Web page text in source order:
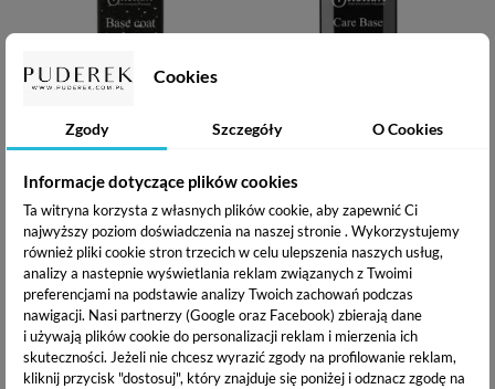
Cookies
Zgody Szczegóły O Cookies
Informacje dotyczące plików cookies
Ta witryna korzysta z własnych plików cookie, aby zapewnić Ci
najwyższy poziom doświadczenia na naszej stronie . Wykorzystujemy
również pliki cookie stron trzecich w celu ulepszenia naszych usług,
analizy a nastepnie wyświetlania reklam związanych z Twoimi
preferencjami na podstawie analizy Twoich zachowań podczas
nawigacji. Nasi partnerzy (Google oraz Facebook) zbierają dane
i używają plików cookie do personalizacji reklam i mierzenia ich
skuteczności. Jeżeli nie chcesz wyrazić zgody na profilowanie reklam,
kliknij przycisk "dostosuj", który znajduje się poniżej i odznacz zgodę na
pod lakier hybrydowy 9 g
20,70 zł
Pink - Kauczukowa baza
pod lakier hybrydowy 9 g
OPIS PRODUKTU
DOSTAWA I PŁATNOŚĆ